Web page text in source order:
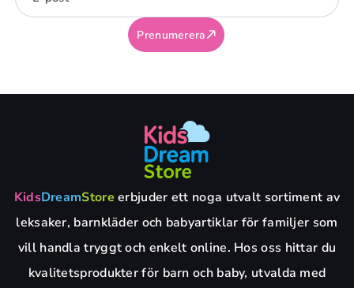
Prenumerera
KidsDreamStore erbjuder ett noga utvalt sortiment av
leksaker, barnkläder och babyartiklar för familjer som
vill handla tryggt och enkelt online. Hos oss hittar du
kvalitetsprodukter för barn och baby, utvalda med